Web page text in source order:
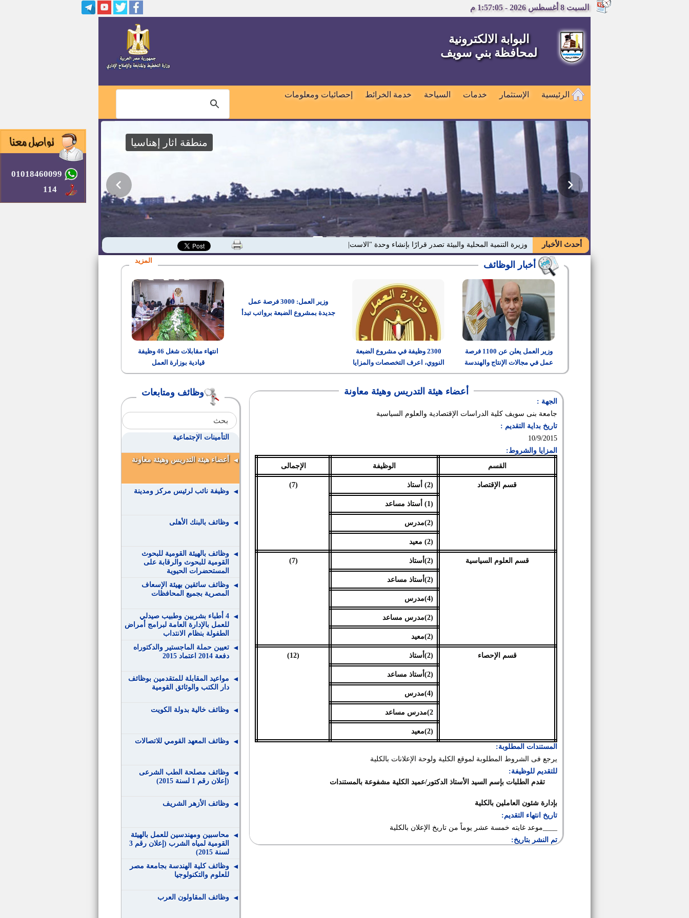
01018460099
114
السبت 8 أغسطس 2026 - 1:57:05 م
البوابة الالكترونية
لمحافظة بني سويف
الرئيسية الإستثمار خدمات السياحة خدمة الخرائط إحصائيات ومعلومات
منطقة اثار إهناسيا
أحدث الأخبار وزيرة التنمية المحلية والبيئة تصدر قرارًا بإنشاء وحدة "الاستدامة والمسئ|
المزيد
وزير العمل يعلن عن 1100 فرصة
عمل في مجالات الإنتاج والهندسة
والتشغيل
2300 وظيفة في مشروع الضبعة
النووي، اعرف التخصصات والمزايا
وطريقة التقديم
وزير العمل: 3000 فرصة عمل
جديدة بمشروع الضبعة برواتب تبدأ
انتهاء مقابلات شغل 46 وظيفة
قيادية بوزارة العمل
أعضاء هيئة التدريس وهيئة معاونة
الجهة :
جامعة بنى سويف كلية الدراسات الإقتصادية والعلوم السياسية
تاريخ بداية التقديم :
10/9/2015
المزايا والشروط:
القسم
الوظيفة الإجمالى
قسم الإقتصاد (2) أستاذ (7)
(1) أستاذ مساعد
(2)مدرس
(2) معيد
قسم العلوم السياسية (2)أستاذ (7)
(2)أستاذ مساعد
(4)مدرس
(2)مدرس مساعد
(2)معيد
قسم الإحصاء (2)أستاذ (12)
(2)أستاذ مساعد
(4)مدرس
2)مدرس مساعد
(2)معيد
المستندات المطلوبة:
يرجع فى الشروط المطلوبة لموقع الكلية ولوحة الإعلانات بالكلية
للتقديم للوظيفة:
تقدم الطلبات بإسم السيد الأستاذ الدكتور/عميد الكلية مشفوعة بالمستندات
بإدارة شئون العاملين بالكلية
تاريخ انتهاء التقديم:
____موعد غايته خمسة عشر يوماً من تاريخ الإعلان بالكلية
تم النشر بتاريخ:
وظائف ومتابعات
الإعلان عن مواعيد التصفية النهائية
لوظيفة معلم مساعد قرآن كريم
وظائف بجامعة الأزهر
مواعيد اختبار وظيفة عامل خدمات
ملحقين تجاريين في السلك التجاري
دجدوجة
وظائف ـــ الهيئة القومية لسكك
حديد مصر
القوي العاملة تعلن عن فرص عمل
بالكويت.. السكن و السفر مجانا
وظائف وزارة الإستثمار
وظائف مهندسين للتعيين بأحدى
فتح باب التقدم لمسابقة إمام
المسجد الجامع
مواعيد إختبار وظائف مدرس حاسب
آلى بالأزهر
التسجيل لوظائف مسابقة هيئة
التأمينات الإجتماعية
أعضاء هيئة التدريس وهيئة معاونة
وظيفة نائب لرئيس مركز ومدينة
وظائف بالبنك الأهلى
وظائف بالهيئة القومية للبحوث
القومية للبحوث والرقابة على
المستحضرات الحيوية
وظائف سائقين بهيئة الإسعاف
المصرية بجميع المحافظات
4 أطباء بشريين وطبيب صيدلي
للعمل بالإدارة العامة لبرامج أمراض
الطفولة بنظام الانتداب
تعيين حملة الماجستير والدكتوراه
دفعة 2014 اعتماد 2015
مواعيد المقابلة للمتقدمين بوظائف
دار الكتب والوثائق القومية
وظائف خالية بدولة الكويت
وظائف المعهد القومي للاتصالات
وظائف مصلحة الطب الشرعى
(إعلان رقم 1 لسنة 2015)
وظائف الأزهر الشريف
محاسبين ومهندسين للعمل بالهيئة
القومية لمياه الشرب (إعلان رقم 3
لسنة 2015)
وظائف كلية الهندسة بجامعة مصر
للعلوم والتكنولوجيا
وظائف المقاولون العرب